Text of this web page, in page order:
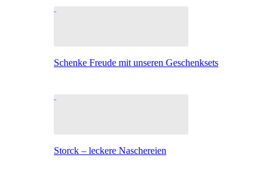
Schenke Freude mit unseren Geschenksets
Storck – leckere Naschereien